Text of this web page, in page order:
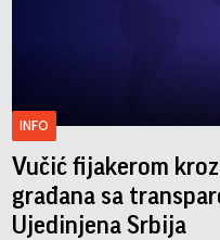
INFO
Vučić fijakerom
građana sa
Ujedinjena Srbija